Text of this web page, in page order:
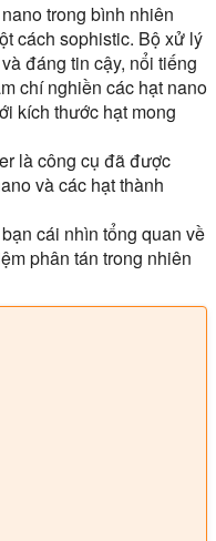
trong bình nhiên
cách sophistic. Bộ xử lý
đáng tin cậy, nổi tiếng
chí nghiền các hạt nano
kích thước hạt mong
là công cụ đã được
và các hạt thành
cái nhìn tổng quan về
phân tán trong nhiên